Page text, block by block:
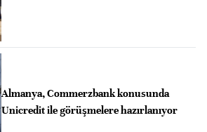
Almanya, Commerzbank konusunda
Unicredit ile görüşmelere hazırlanıyor